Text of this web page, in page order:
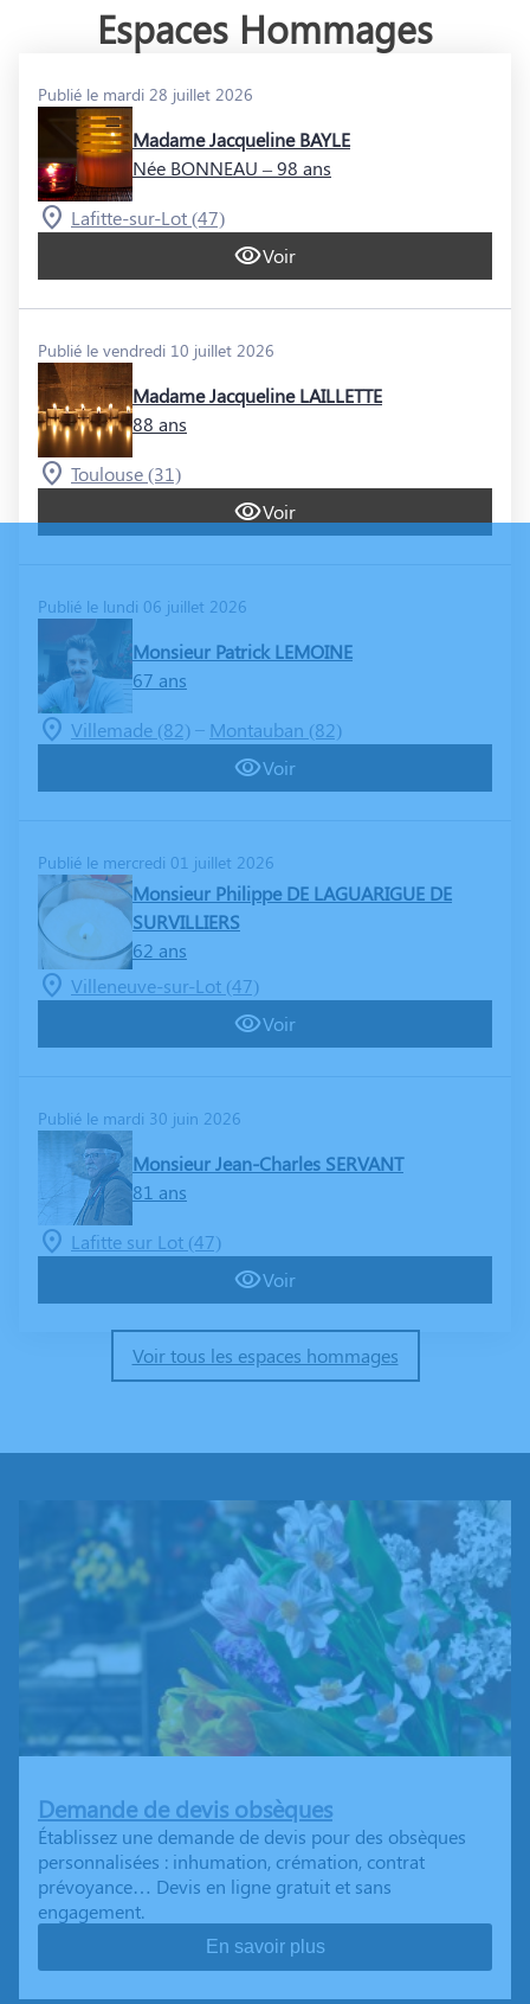
Espaces Hommages
Publié le mardi 28 juillet 2026
Madame Jacqueline BAYLE
Née BONNEAU – 98 ans
Lafitte-sur-Lot (47)
Voir
Publié le vendredi 10 juillet 2026
Madame Jacqueline LAILLETTE
88 ans
Toulouse (31)
Voir
Publié le lundi 06 juillet 2026
Monsieur Patrick LEMOINE
67 ans
Villemade (82)– Montauban (82)
Voir
Publié le mercredi 01 juillet 2026
Monsieur Philippe DE LAGUARIGUE DE
SURVILLIERS
62 ans
Villeneuve-sur-Lot (47)
Voir
Publié le mardi 30 juin 2026
Monsieur Jean-Charles SERVANT
81 ans
Lafitte sur Lot (47)
Voir
Voir tous les espaces hommages
Demande de devis obsèques
Établissez une demande de devis pour des obsèques
personnalisées : inhumation, crémation, contrat
prévoyance… Devis en ligne gratuit et sans
engagement.
En savoir plus